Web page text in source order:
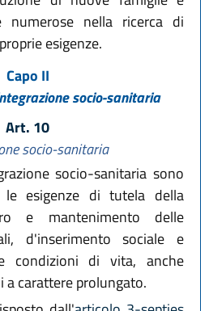
numerose nella ricerca di
esigenze.
Capo II
socio-sanitaria
Art. 10
socio-sanitaria
socio-sanitaria sono
esigenze di tutela della
e mantenimento delle
d'inserimento sociale e
condizioni di vita, anche
a carattere prolungato.